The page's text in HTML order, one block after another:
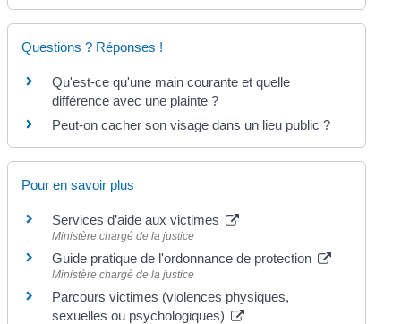
Questions ? Réponses !
Qu'est-ce qu'une main courante et quelle
différence avec une plainte ?
Peut-on cacher son visage dans un lieu public ?
Pour en savoir plus
Services d’aide aux victimes
Ministère chargé de la justice
Guide pratique de l'ordonnance de protection
Ministère chargé de la justice
Parcours victimes (violences physiques,
sexuelles ou psychologiques)